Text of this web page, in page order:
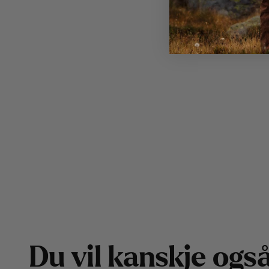
Du vil kanskje ogs